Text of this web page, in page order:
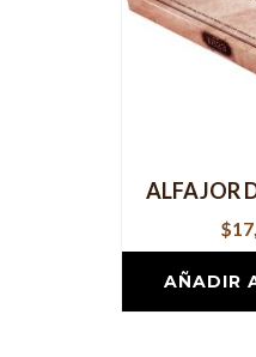
ALFAJOR
$
AÑADIR